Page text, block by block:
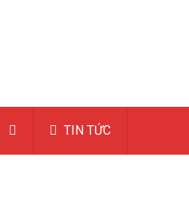
TIN TỨC